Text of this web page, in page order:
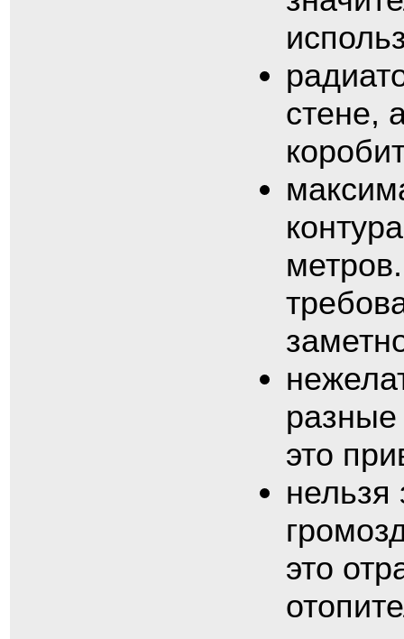
стене,
разные
это
нельзя
это